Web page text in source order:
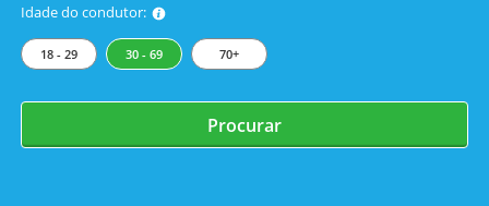
Idade do condutor:
18 - 29 30 - 69 70+
Procurar